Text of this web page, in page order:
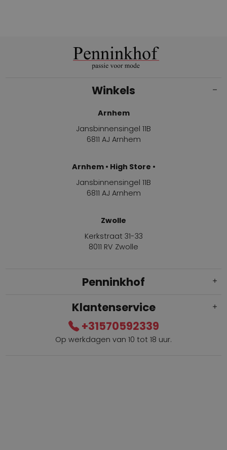
Winkels
Arnhem
Jansbinnensingel 11B
6811 AJ Arnhem
Arnhem • High Store •
Jansbinnensingel 11B
6811 AJ Arnhem
Zwolle
Kerkstraat 31-33
8011 RV Zwolle
Penninkhof
Klantenservice
+31570592339
Op werkdagen van 10 tot 18 uur.